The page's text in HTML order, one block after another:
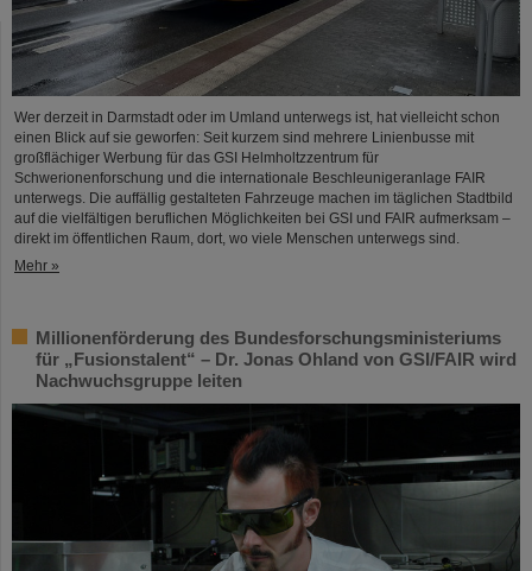
Wer derzeit in Darmstadt oder im Umland unterwegs ist, hat vielleicht schon
einen Blick auf sie geworfen: Seit kurzem sind mehrere Linienbusse mit
großflächiger Werbung für das GSI Helmholtzzentrum für
Schwerionenforschung und die internationale Beschleunigeranlage FAIR
unterwegs. Die auffällig gestalteten Fahrzeuge machen im täglichen Stadtbild
auf die vielfältigen beruflichen Möglichkeiten bei GSI und FAIR aufmerksam –
direkt im öffentlichen Raum, dort, wo viele Menschen unterwegs sind.
Mehr »
Millionenförderung des Bundesforschungsministeriums
für „Fusionstalent“ – Dr. Jonas Ohland von GSI/FAIR wird
Nachwuchsgruppe leiten